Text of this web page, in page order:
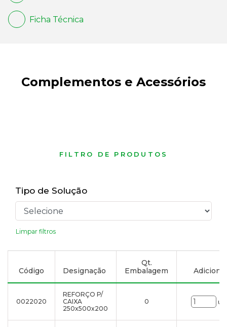
Ficha Técnica
Complementos e Acessórios
FILTRO DE PRODUTOS
Tipo de Solução
Limpar filtros
Código Designação
Qt.
Embalagem
0022020
REFORÇO P/
CAIXA
250x500x200
0